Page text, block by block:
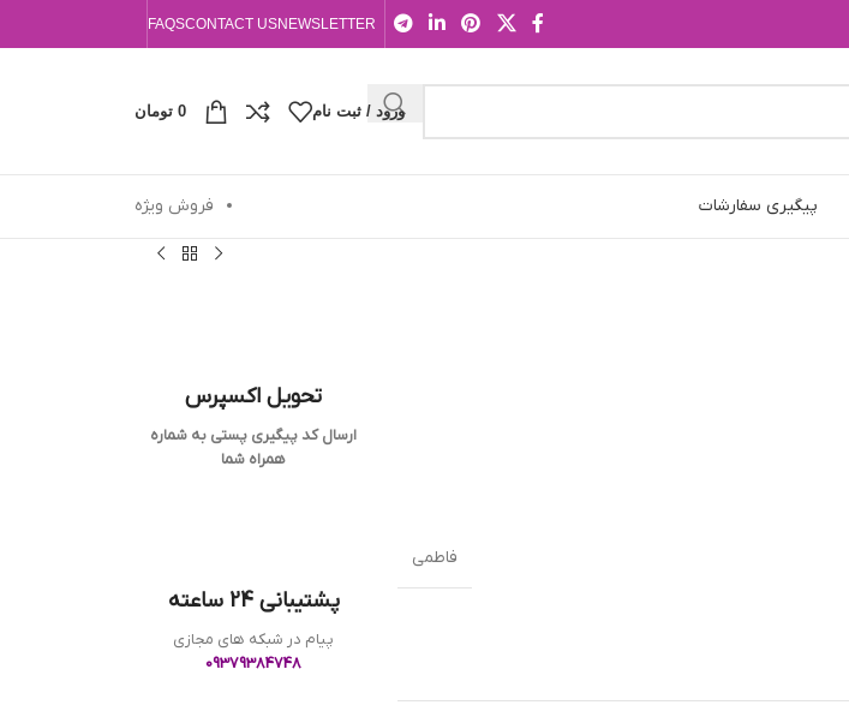
NEWSLETTER
CONTACT US
FAQS
ورود / ثبت نام 0 تومان
پیگیری سفارشات فروش ویژه
فاطمی
تحویل اکسپرس
ارسال کد پیگیری پستی به شماره
همراه شما
پشتیبانی 24 ساعته
پیام در شبکه های مجازی
09379384748